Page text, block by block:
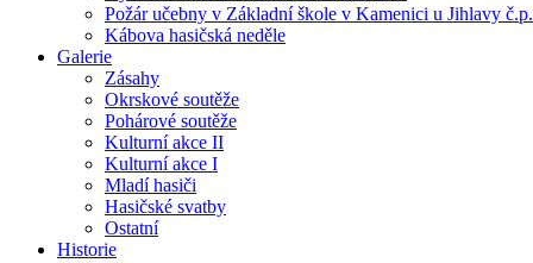
Požár učebny v Základní škole v Kamenici u Jihlavy
Kábova hasičská neděle
Galerie
Zásahy
Okrskové soutěže
Pohárové soutěže
Kulturní akce II
Kulturní akce I
Mladí hasiči
Hasičské svatby
Ostatní
Historie